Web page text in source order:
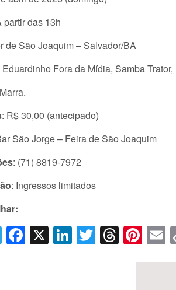
partir das 13h
de São Joaquim – Salvador/BA
Eduardinho Fora da Mídia, Samba
: R$ 30,00 (antecipado)
São Jorge – Feira de São Joaquim
: (71) 8819-7972
: Ingressos limitados
Telegram
Facebook
X LinkedIn
Twitter